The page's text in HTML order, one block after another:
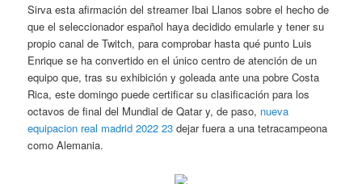
Sirva esta afirmación del streamer Ibai Llanos sobre el hecho de
que el seleccionador español haya decidido emularle y tener su
propio canal de Twitch, para comprobar hasta qué punto Luis
Enrique se ha convertido en el único centro de atención de un
equipo que, tras su exhibición y goleada ante una pobre Costa
Rica, este domingo puede certificar su clasificación para los
octavos de final del Mundial de Qatar y, de paso, nueva
equipacion real madrid 2022 23 dejar fuera a una tetracampeona
como Alemania.